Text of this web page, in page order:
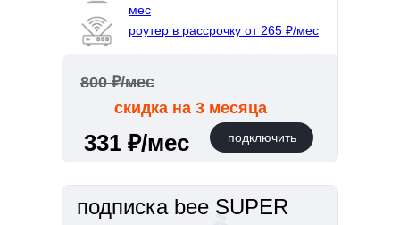
подписка bee SUPER
подключить
331 ₽/мес
мес
роутер в рассрочку от 265 ₽/мес
800 ₽/мес
скидка на 3 месяца